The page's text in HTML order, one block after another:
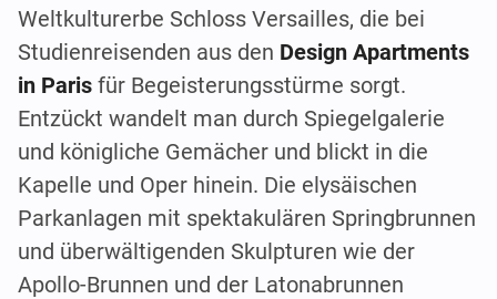
Weltkulturerbe Schloss Versailles, die bei
Studienreisenden aus den Design Apartments
in Paris für Begeisterungsstürme sorgt.
Entzückt wandelt man durch Spiegelgalerie
und königliche Gemächer und blickt in die
Kapelle und Oper hinein. Die elysäischen
Parkanlagen mit spektakulären Springbrunnen
und überwältigenden Skulpturen wie der
Apollo-Brunnen und der Latonabrunnen